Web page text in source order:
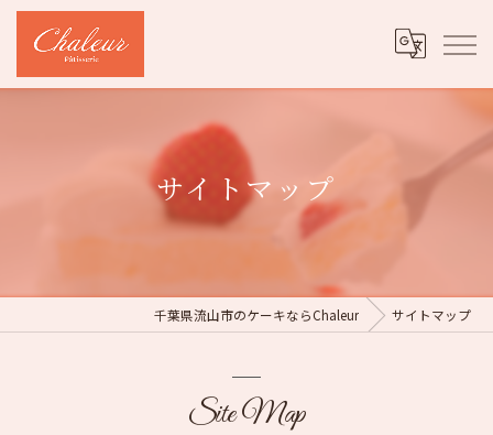
サイトマップ
千葉県流山市のケーキならChaleur サイトマップ
Site Map